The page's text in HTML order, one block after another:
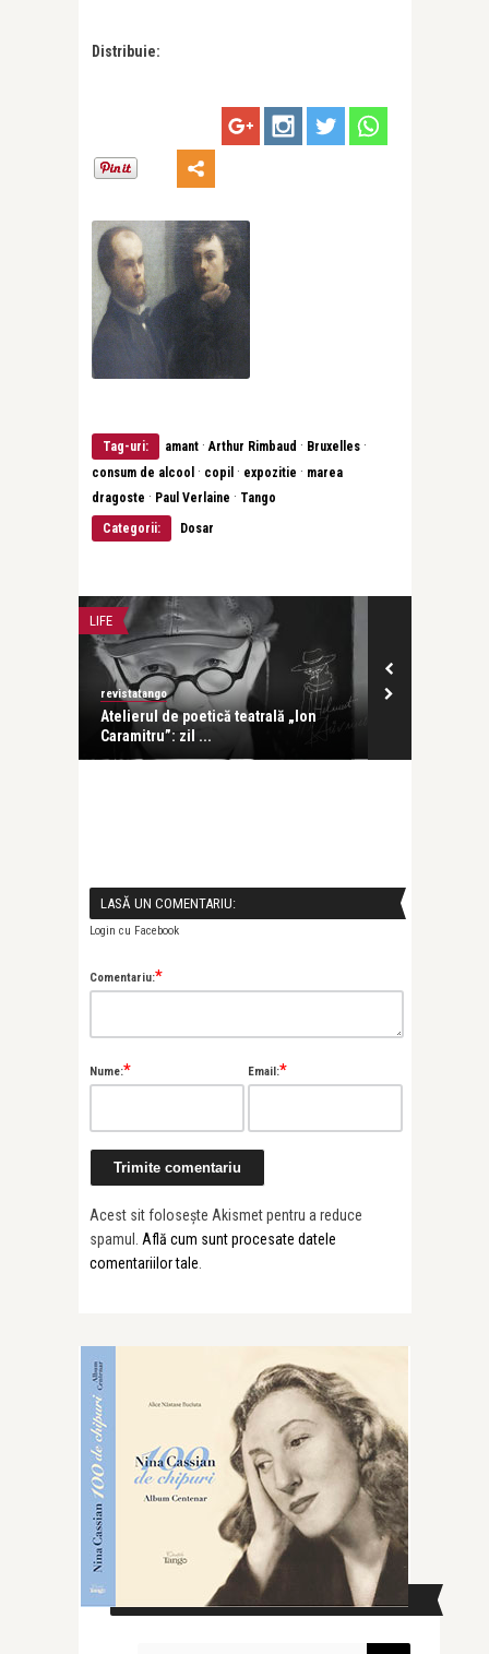
Distribuie:
Tag-uri: amant · Arthur Rimbaud · Bruxelles ·
consum de alcool · copil · expozitie · marea
dragoste · Paul Verlaine · Tango
Categorii:
Dosar
LIFE
revistatango
Atelierul de poetică teatrală „Ion
Caramitru”: zil ...
LASĂ UN COMENTARIU:
Login cu Facebook
Comentariu:*
Nume:* Email:*
Acest sit folosește Akismet pentru a reduce
spamul. Află cum sunt procesate datele
comentariilor tale
CAUTĂ ÎN SITE